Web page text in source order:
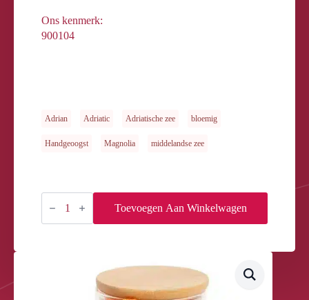
Ons kenmerk:
900104
Adrian Adriatic Adriatische zee bloemig
Handgeoogst Magnolia middelandse zee
Bad-
en
Toevoegen Aan Winkelwagen